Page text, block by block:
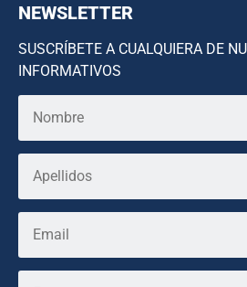
NEWSLETTER
SUSCRÍBETE A CUALQUIERA DE
INFORMATIVOS